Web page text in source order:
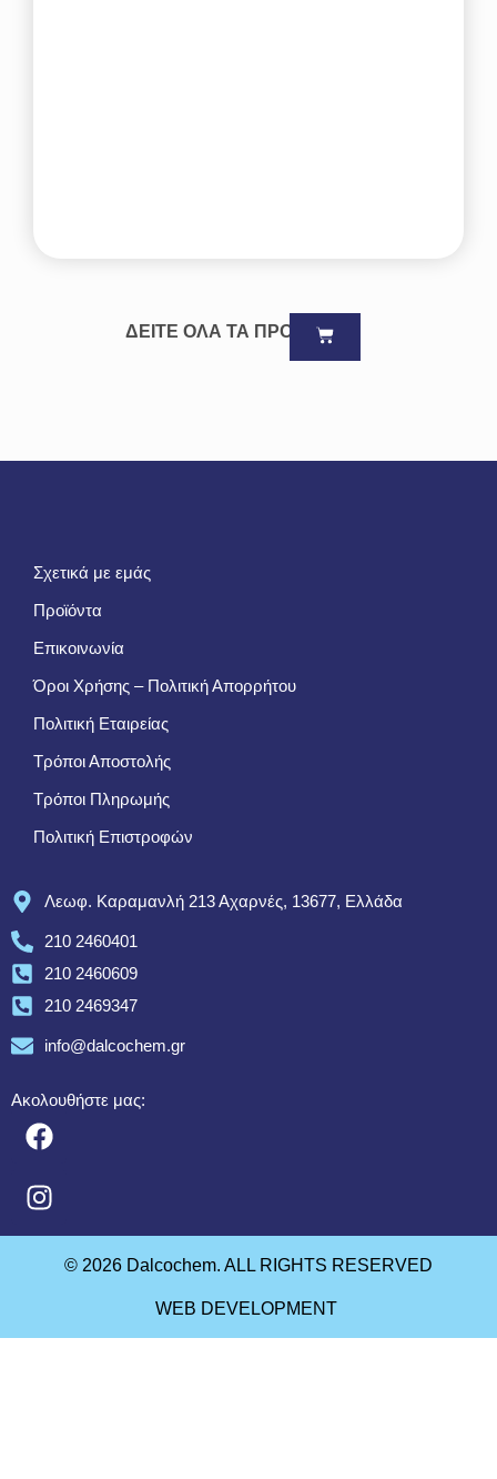
ΔΕΙΤΕ ΟΛΑ ΤΑ ΠΡΟΪΟΝΤΑ
Σχετικά με εμάς
Προϊόντα
Επικοινωνία
Όροι Χρήσης – Πολιτική Απορρήτου
Πολιτική Εταιρείας
Τρόποι Αποστολής
Τρόποι Πληρωμής
Πολιτική Επιστροφών
Λεωφ. Καραμανλή 213 Αχαρνές, 13677, Ελλάδα
210 2460401
210 2460609
210 2469347
info@dalcochem.gr
Ακολουθήστε μας:
© 2026 Dalcochem. ALL RIGHTS RESERVED
WEB DEVELOPMENT